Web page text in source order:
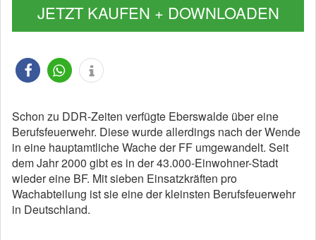
JETZT KAUFEN + DOWNLOADEN
Schon zu DDR-Zeiten verfügte Eberswalde über eine
Berufsfeuerwehr. Diese wurde allerdings nach der Wende
in eine hauptamtliche Wache der FF umgewandelt. Seit
dem Jahr 2000 gibt es in der 43.000-Einwohner-Stadt
wieder eine BF. Mit sieben Einsatzkräften pro
Wachabteilung ist sie eine der kleinsten Berufsfeuerwehr
in Deutschland.